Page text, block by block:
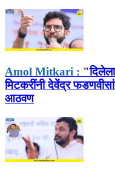
Amol Mitkari :
मिटकरींनी देवेंद्र
आठवण